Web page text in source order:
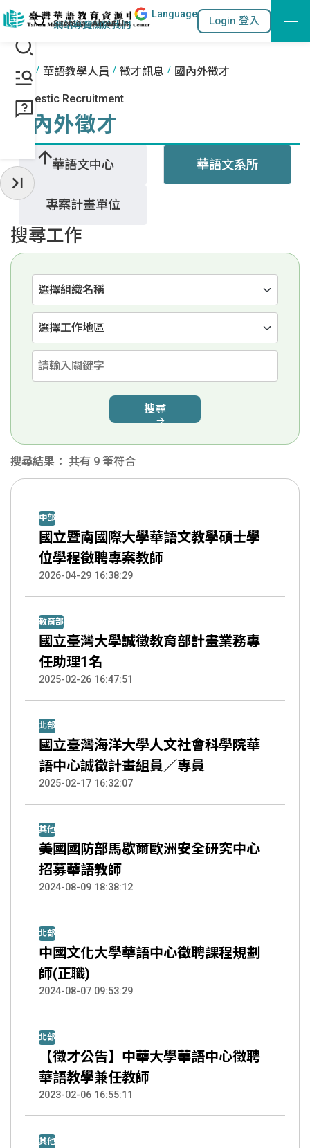
跳到主要內容區塊
::: 站內搜尋
網站導覽關於我們
Language
Login 登入
:::
首頁 華語教學人員 徵才訊息 國內外徵才
Domestic Recruitment
國內外徵才
華語文中心 華語文系所
專案計畫單位
搜尋工作
選擇組織名稱
選擇工作地區
請輸入關鍵字
搜尋
搜尋結果： 共有 9 筆符合
中部
國立暨南國際大學華語文教學碩士學
位學程徵聘專案教師
2026-04-29 16:38:29
教育部
國立臺灣大學誠徵教育部計畫業務專
任助理1名
2025-02-26 16:47:51
北部
國立臺灣海洋大學人文社會科學院華
語中心誠徵計畫組員／專員
2025-02-17 16:32:07
其他
美國國防部馬歇爾歐洲安全研究中心
招募華語教師
2024-08-09 18:38:12
北部
中國文化大學華語中心徵聘課程規劃
師(正職)
2024-08-07 09:53:29
北部
【徵才公告】中華大學華語中心徵聘
華語教學兼任教師
2023-02-06 16:55:11
其他
收起常用服務